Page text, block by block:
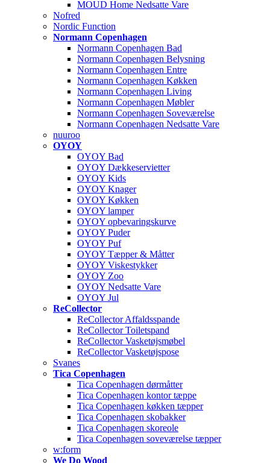
MOUD Home Nedsatte Vare
Nofred
Nordic Function
Normann Copenhagen
Normann Copenhagen Bad
Normann Copenhagen Belysning
Normann Copenhagen Entre
Normann Copenhagen Køkken
Normann Copenhagen Living
Normann Copenhagen Møbler
Normann Copenhagen Soveværelse
Normann Copenhagen Nedsatte Vare
nuuroo
OYOY
OYOY Bad
OYOY Dækkeservietter
OYOY Kids
OYOY Knager
OYOY Køkken
OYOY lamper
OYOY opbevaringskurve
OYOY Puder
OYOY Puf
OYOY Tæpper & Måtter
OYOY Viskestykker
OYOY Zoo
OYOY Nedsatte Vare
OYOY Jul
ReCollector
ReCollector Affaldsspande
ReCollector Toiletspand
ReCollector Vasketøjsmøbel
ReCollector Vasketøjspose
Svanes
Tica Copenhagen
Tica Copenhagen dørmåtter
Tica Copenhagen kontor tæppe
Tica Copenhagen køkken tæpper
Tica Copenhagen skobakker
Tica Copenhagen skoreole
Tica Copenhagen soveværelse tæpper
w:form
We Do Wood